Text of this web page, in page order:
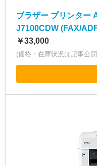
ブラザー プリンター
J7100CDW (FAX/
￥33,000
(価格・在庫状況は記事公